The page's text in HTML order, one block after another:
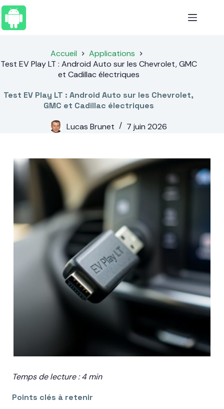
Passer
au
contenu
Accueil
Applications
Test EV Play LT : Android Auto sur les Chevrolet, GMC
et Cadillac électriques
Test EV Play LT : Android Auto sur les Chevrolet,
GMC et Cadillac électriques
Lucas Brunet
7 juin 2026
Temps de lecture : 4 min
Points clés à retenir